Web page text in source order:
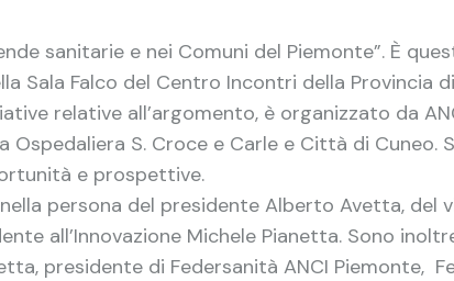
sanitarie e nei Comuni del Piemonte”. È
Sala Falco del Centro Incontri della Provincia
relative all’argomento, è organizzato da
Ospedaliera S. Croce e Carle e Città di Cuneo.
e prospettive.
persona del presidente Alberto Avetta, del
all’Innovazione Michele Pianetta. Sono
presidente di Federsanità ANCI Piemonte,